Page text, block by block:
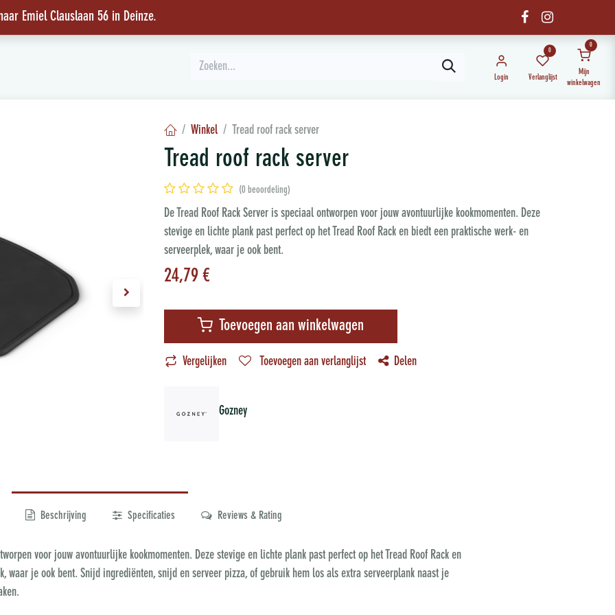
Emiel Clauslaan 56 in Deinze.
Login
0
Verlanglijst
0
Mijn
winkelwagen
Winkel Tread roof rack server
Tread roof rack server
(0 beoordeling)
De Tread Roof Rack Server is speciaal ontworpen voor jouw avontuurlijke kookmomenten. Deze
stevige en lichte plank past perfect op het Tread Roof Rack en biedt een praktische werk- en
serveerplek, waar je ook bent.
24,79 €
Toevoegen aan winkelwagen
Vergelijken Toevoegen aan verlanglijst Delen
Gozney
Beschrijving Specificaties Reviews & Rating
voor jouw avontuurlijke kookmomenten. Deze stevige en lichte plank past perfect op het Tread Roof Rack en
waar je ook bent. Snijd ingrediënten, snijd en serveer pizza, of gebruik hem los als extra serveerplank naast je